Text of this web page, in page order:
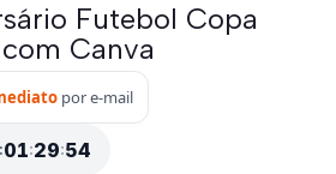
Futebol Copa
Canva
por e-mail
01:29:53